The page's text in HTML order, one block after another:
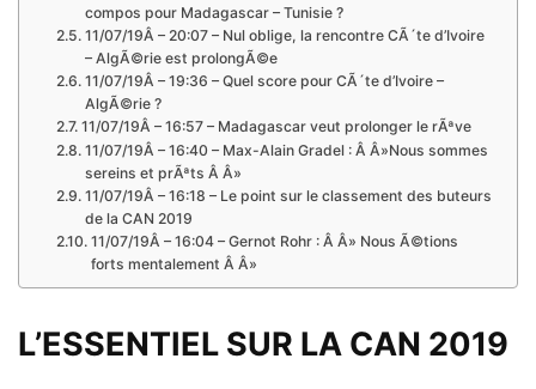
compos pour Madagascar – Tunisie ?
11/07/19Â – 20:07 – Nul oblige, la rencontre CÃ´te d’Ivoire
– AlgÃ©rie est prolongÃ©e
11/07/19Â – 19:36 – Quel score pour CÃ´te d’Ivoire –
AlgÃ©rie ?
11/07/19Â – 16:57 – Madagascar veut prolonger le rÃªve
11/07/19Â – 16:40 – Max-Alain Gradel : Â Â»Nous sommes
sereins et prÃªts Â Â»
11/07/19Â – 16:18 – Le point sur le classement des buteurs
de la CAN 2019
11/07/19Â – 16:04 – Gernot Rohr : Â Â» Nous Ã©tions
forts mentalement Â Â»
L’ESSENTIEL SUR LA CAN 2019